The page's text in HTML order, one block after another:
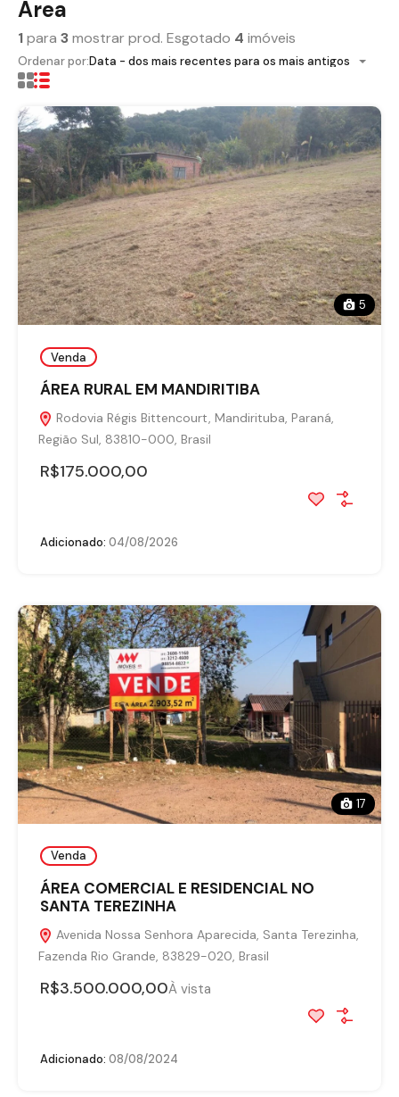
Área
1para 3mostrar prod. Esgotado 4 imóveis
Ordenar por:Data - dos mais recentes para os mais antigos
5
Venda
ÁREA RURAL EM MANDIRITIBA
Rodovia Régis Bittencourt, Mandirituba, Paraná,
Região Sul, 83810-000, Brasil
R$175.000,00
Adicionado: 04/08/2026
17
Venda
ÁREA COMERCIAL E RESIDENCIAL NO
SANTA TEREZINHA
Avenida Nossa Senhora Aparecida, Santa Terezinha,
Fazenda Rio Grande, 83829-020, Brasil
R$3.500.000,00À vista
Adicionado: 08/08/2024